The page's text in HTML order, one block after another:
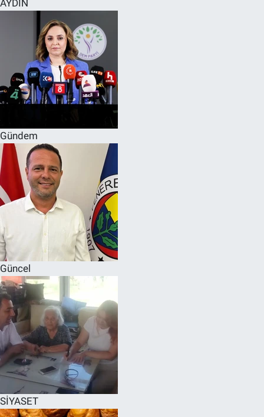
AYDIN
Gündem
Güncel
SİYASET
SPOR
RESMİ İLANLAR